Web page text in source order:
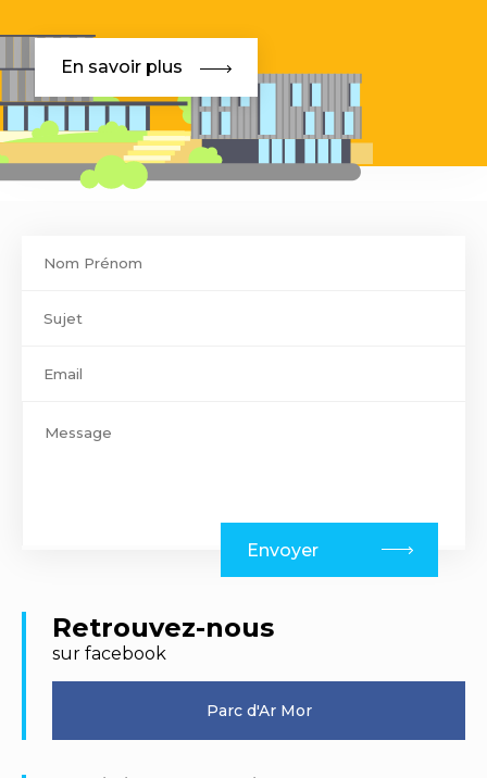
En savoir plus
Retrouvez-nous
sur facebook
Parc d'Ar Mor
footer
Envoyer